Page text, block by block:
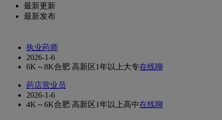
最新更新
最新发布
执业药师
2026-1-6
6K～8K合肥 高新区1年以上大专在线聊
药店营业员
2026-1-6
4K～6K合肥 高新区1年以上高中在线聊